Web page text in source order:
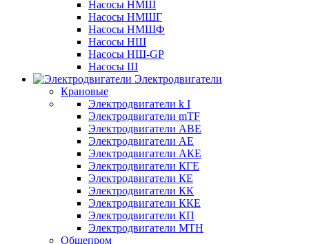
Насосы НМШ
Насосы НМШГ
Насосы НМШФ
Насосы НШ
Насосы НШ-GP
Насосы Ш
Электродвигатели
Крановые
Электродвигатели k I
Электродвигатели mTF
Электродвигатели АВЕ
Электродвигатели АЕ
Электродвигатели АКЕ
Электродвигатели КГЕ
Электродвигатели КЕ
Электродвигатели КК
Электродвигатели ККЕ
Электродвигатели КП
Электродвигатели МТН
Общепром